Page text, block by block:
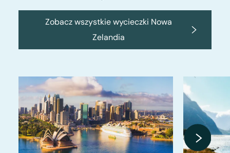
Zobacz wszystkie wycieczki Nowa
Zelandia